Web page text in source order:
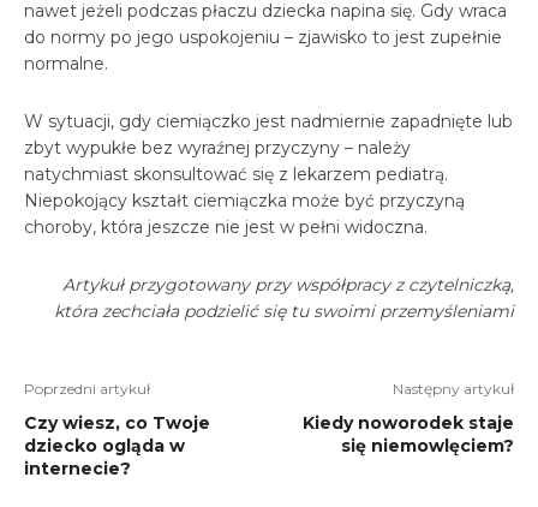
nawet jeżeli podczas płaczu dziecka napina się. Gdy wraca
do normy po jego uspokojeniu – zjawisko to jest zupełnie
normalne.
W sytuacji, gdy ciemiączko jest nadmiernie zapadnięte lub
zbyt wypukłe bez wyraźnej przyczyny – należy
natychmiast skonsultować się z lekarzem pediatrą.
Niepokojący kształt ciemiączka może być przyczyną
choroby, która jeszcze nie jest w pełni widoczna.
Artykuł przygotowany przy współpracy z czytelniczką,
która zechciała podzielić się tu swoimi przemyśleniami
Poprzedni artykuł
Czy wiesz, co Twoje
dziecko ogląda w
internecie?
Następny artykuł
Kiedy noworodek staje
się niemowlęciem?